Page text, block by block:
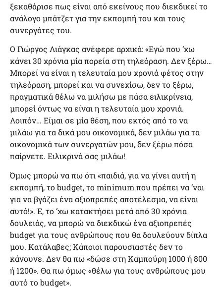
ξεκαθάρισε πως είναι από εκείνους που διεκδικεί το
ανάλογο μπάτζετ για την εκπομπή του και τους
συνεργάτες του.
Ο Γιώργος Λιάγκας ανέφερε αρχικά: «Εγώ που ‘χω
κάνει 30 χρόνια μία πορεία στη τηλεόραση. Δεν ξέρω…
Μπορεί να είναι η τελευταία μου χρονιά φέτος στην
τηλεόραση, μπορεί και να συνεχίσω, δεν το ξέρω,
πραγματικά θέλω να μιλήσω με πάσα ειλικρίνεια,
μπορεί όντως να είναι η τελευταία μου χρονιά.
Λοιπόν… Είμαι σε μία θέση, που εκτός από το να
μιλάω για τα δικά μου οικονομικά, δεν μιλάω για τα
οικονομικά των συνεργατών μου, δεν ξέρω πόσα
παίρνετε. Ειλικρινά σας μιλάω!
Όμως μπορώ να πω ότι «παιδιά, για να γίνει αυτή η
εκπομπή, το budget, το minimum που πρέπει να ‘ναι
για να βγάζει ένα αξιοπρεπές αποτέλεσμα, να είναι
αυτό!». Ε, το ‘χω κατακτήσει μετά από 30 χρόνια
δουλειάς, να μπορώ να διεκδικώ ένα αξιοπρεπές
budget για τους ανθρώπους που θα δουλεύουν δίπλα
μου. Κατάλαβες; Κάποιοι παρουσιαστές δεν το
κάνουνε. Δεν θα πω «δώσε στη Καμπούρη 1000 ή 800
ή 1200». Θα πω όμως «θέλω για τους ανθρώπους μου
αυτό το budget».